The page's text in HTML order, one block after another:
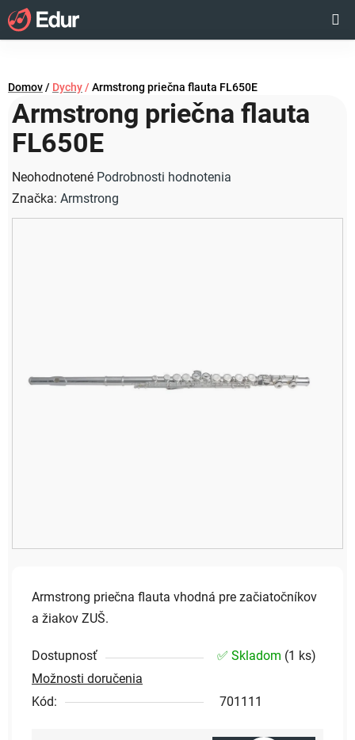
Prejsť
na
obsah
KOŠÍK
Domov/ Dychy / Armstrong priečna flauta FL650E
Armstrong priečna flauta vhodná pre začiatočníkov
a žiakov ZUŠ.
Dostupnosť ✅ Skladom (1 ks)
Možnosti doručenia
Kód:
701111
Armstrong priečna flauta
FL650E
Priemerné
hodnotenie
produktu
Neohodnotené Podrobnosti hodnotenia
Značka: Armstrong